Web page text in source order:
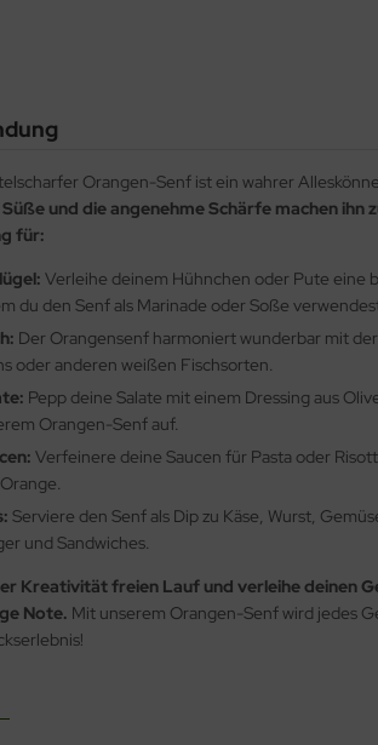
Orangen-Senf ist ein wahrer
und die angenehme Schärfe machen ihn
für:
Verleihe deinem Hühnchen oder Pute eine
du den Senf als Marinade oder Soße
Der Orangensenf harmoniert wunderbar mit
oder anderen weißen Fischsorten.
Pepp deine Salate mit einem Dressing aus
Orangen-Senf auf.
Verfeinere deine Saucen für Pasta oder
Serviere den Senf als Dip zu Käse, Wurst,
und Sandwiches.
Kreativität freien Lauf und verleihe deinen
Note. Mit unserem Orangen-Senf wird jedes